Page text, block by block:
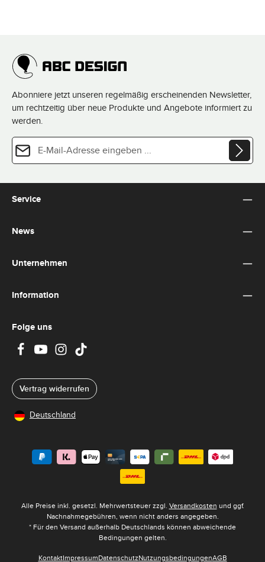
Abonniere jetzt unseren regelmäßig erscheinenden Newsletter,
um rechtzeitig über neue Produkte und Angebote informiert zu
werden.
E-Mail-Adresse*
Ich habe die
Nutzungsbedingungen.
Die mit einem Stern (*) markierten Felder sind Pflichtfelder.
Service
News
Unternehmen
Information
Folge uns
Vertrag widerrufen
Deutschland
Alle Preise inkl. gesetzl. Mehrwertsteuer zzgl. Versandkosten und ggf.
Nachnahmegebühren, wenn nicht anders angegeben.
* Für den Versand außerhalb Deutschlands können abweichende
Bedingungen gelten.
KontaktImpressumDatenschutzNutzungsbedingungenAGB